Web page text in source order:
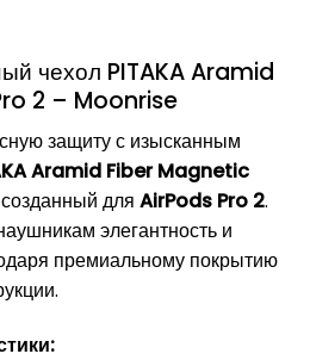
чехол PITAKA Aramid
2 – Moonrise
защиту с изысканным
Aramid Fiber Magnetic
для AirPods Pro 2.
элегантность и
премиальному покрытию